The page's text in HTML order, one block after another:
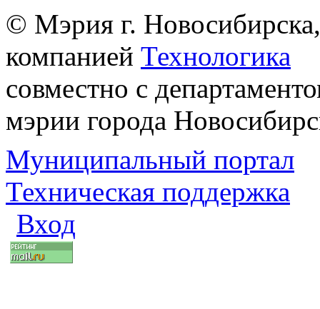
© Мэрия г.
компанией Технологика
совместно с
мэрии города
Муниципальный портал
Техническая поддержка
Вход